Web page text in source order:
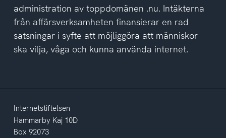
administration av toppdomänen .nu. Intäkterna
från affärsverksamheten finansierar en rad
satsningar i syfte att möjliggöra att människor
ska vilja, våga och kunna använda internet.
Internetstiftelsen
Hammarby Kaj 10D
Box 92073